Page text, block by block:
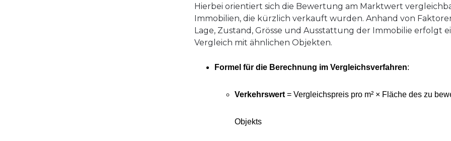
Hierbei orientiert sich die Bewertung am Marktwert
Immobilien, die kürzlich verkauft wurden. Anhand von
Lage, Zustand, Grösse und Ausstattung der Immobilie erfolgt
Vergleich mit ähnlichen Objekten.
Formel für die Berechnung im Vergleichsverfahren:
Verkehrswert = Vergleichspreis pro m² × Fläche des zu
Objekts